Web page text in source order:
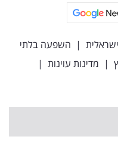
| השפעה בלתי
| מדינות עוינות |